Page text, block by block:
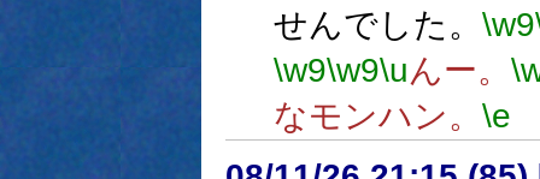
せんでした。 \w9
\w9\w9\uんー。
なモンハン。 \e